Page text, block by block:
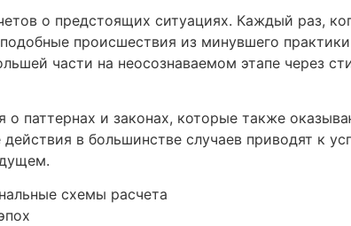
о предстоящих ситуациях. Каждый раз,
происшествия из минувшего
части на неосознаваемом этапе через
паттернах и законах, которые также
в большинстве случаев приводят к
схемы расчета